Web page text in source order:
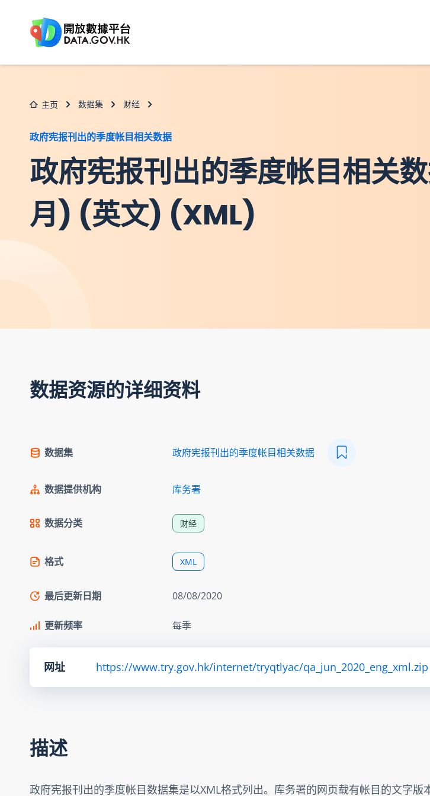
主页 数据集 财经
政府宪报刊出的季度帐目相关数据
政府宪报刊出的季度帐目相关
月) (英文) (XML)
数据资源的详细资料
数据集 政府宪报刊出的季度帐目相关数据
数据提供机构 库务署
数据分类 财经
格式 XML
最后更新日期 08/08/2020
更新频率 每季
网址 https://www.try.gov.hk/internet/tryqtlyac/qa_jun_2020_eng_xml.zip
描述
政府宪报刊出的季度帐目数据集是以XML格式列出。库务署的网页载有帐目的文字版